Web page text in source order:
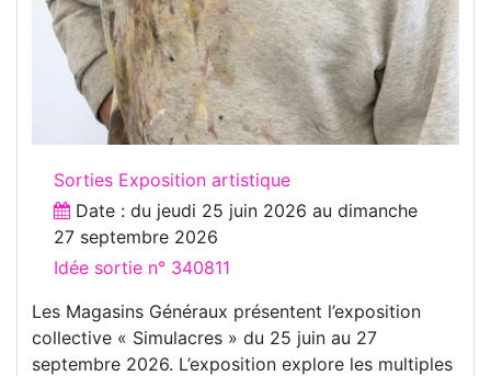
Sorties Exposition artistique
Date : du jeudi 25 juin 2026 au dimanche
27 septembre 2026
Idée sortie n° 340811
Les Magasins Généraux présentent l’exposition
collective « Simulacres » du 25 juin au 27
septembre 2026. L’exposition explore les multiples